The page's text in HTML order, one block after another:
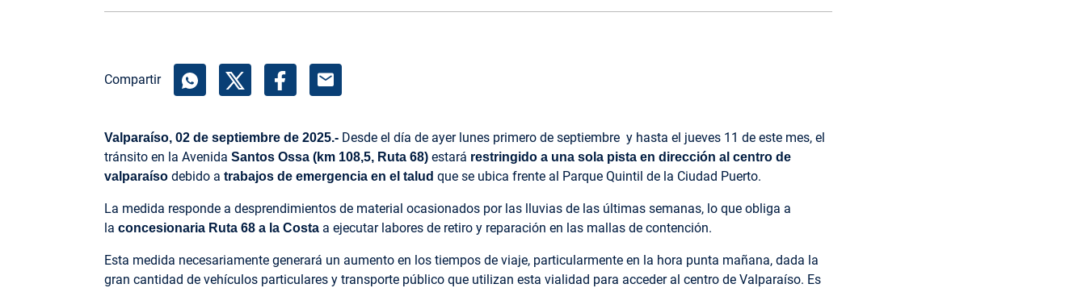
Compartir mail
Valparaíso, 02 de septiembre de 2025.- Desde el día de ayer lunes primero de septiembre y hasta el jueves 11 de este mes, el
tránsito en la Avenida Santos Ossa (km 108,5, Ruta 68) estará restringido a una sola pista en dirección al centro de
valparaíso debido a trabajos de emergencia en el talud que se ubica frente al Parque Quintil de la Ciudad Puerto.
La medida responde a desprendimientos de material ocasionados por las lluvias de las últimas semanas, lo que obliga a
la concesionaria Ruta 68 a la Costa a ejecutar labores de retiro y reparación en las mallas de contención.
Esta medida necesariamente generará un aumento en los tiempos de viaje, particularmente en la hora punta mañana, dada la
gran cantidad de vehículos particulares y transporte público que utilizan esta vialidad para acceder al centro de Valparaíso. Es